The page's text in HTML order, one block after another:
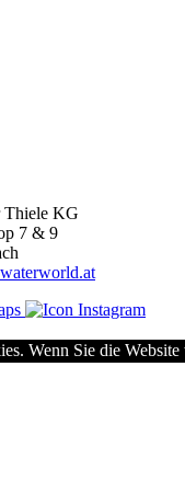
Thiele KG
7 & 9
Wenn Sie die